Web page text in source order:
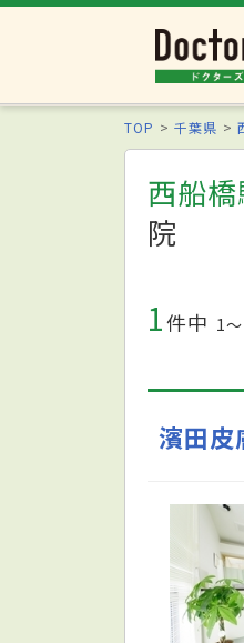
TOP 千葉県
西船
院
1件中 1
濱田皮